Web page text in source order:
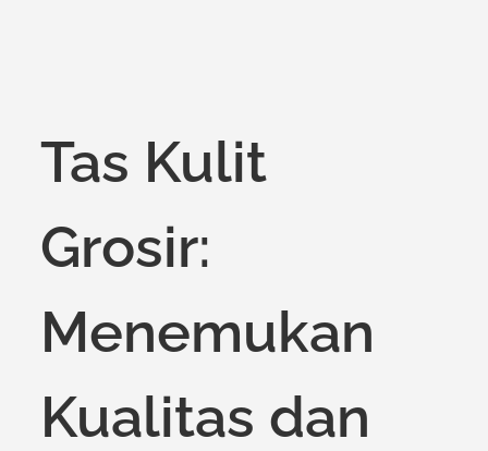
Tas Kulit
Grosir:
Menemukan
Kualitas dan